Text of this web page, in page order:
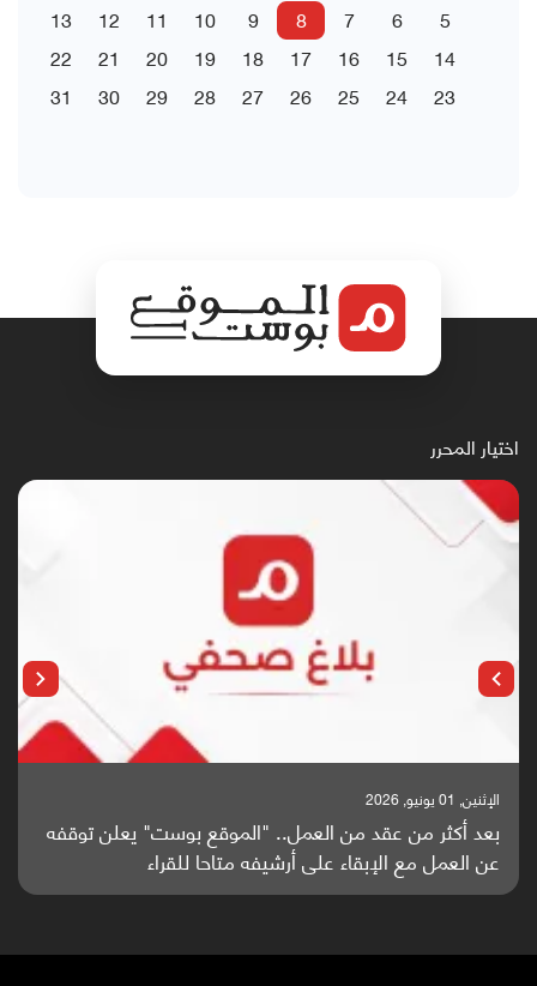
5
6
7
8
9
10
11
12
13
14
15
16
17
18
19
20
21
22
23
24
25
26
27
28
29
30
31
اختيار المحرر
الإثنين, 25 مايو, 2026
باحثون من اليمن يدخلون سباق أبحاث ألزهايمر بدراسة
واعدة منشورة عالميا (ترجمة)